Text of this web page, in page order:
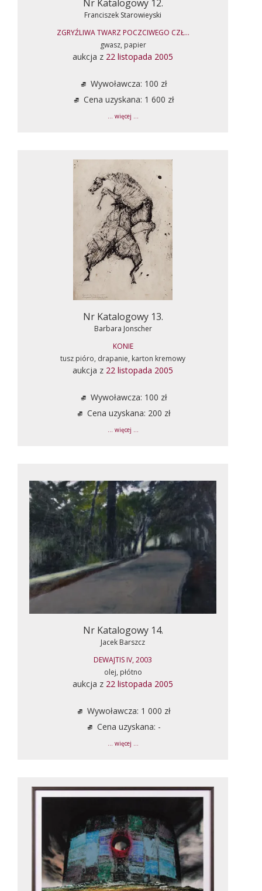
Nr Katalogowy 12.
Franciszek Starowieyski
ZGRYŹLIWA TWARZ POCZCIWEGO CZŁ...
gwasz, papier
aukcja z 22 listopada 2005
Wywoławcza: 100 zł
Cena uzyskana: 1 600 zł
... więcej ...
Nr Katalogowy 13.
Barbara Jonscher
KONIE
tusz pióro, drapanie, karton kremowy
aukcja z 22 listopada 2005
Wywoławcza: 100 zł
Cena uzyskana: 200 zł
... więcej ...
Nr Katalogowy 14.
Jacek Barszcz
DEWAJTIS IV, 2003
olej, płótno
aukcja z 22 listopada 2005
Wywoławcza: 1 000 zł
Cena uzyskana: -
... więcej ...